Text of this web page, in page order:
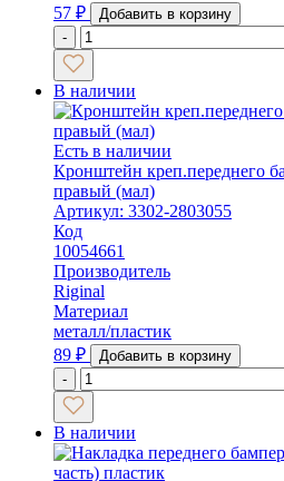
57 ₽
Добавить в корзину
-
В наличии
Есть в наличии
Кронштейн креп.переднего
правый (мал)
Артикул: 3302-2803055
Код
10054661
Производитель
Riginal
Материал
металл/пластик
89 ₽
Добавить в корзину
-
В наличии